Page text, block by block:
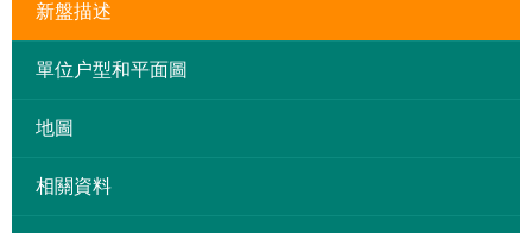
新盤描述
單位户型和平面圖
地圖
相關資料